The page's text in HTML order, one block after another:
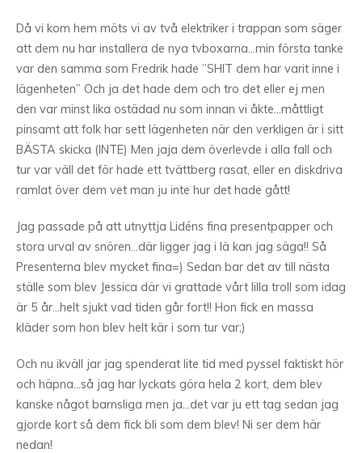
Då vi kom hem möts vi av två elektriker i trappan som säger
att dem nu har installera de nya tvboxarna…min första tanke
var den samma som Fredrik hade ”SHIT dem har varit inne i
lägenheten” Och ja det hade dem och tro det eller ej men
den var minst lika ostädad nu som innan vi åkte…måttligt
pinsamt att folk har sett lägenheten när den verkligen är i sitt
BÄSTA skicka (INTE) Men jaja dem överlevde i alla fall och
tur var väll det för hade ett tvättberg rasat, eller en diskdriva
ramlat över dem vet man ju inte hur det hade gått!
Jag passade på att utnyttja Lidéns fina presentpapper och
stora urval av snören…där ligger jag i lä kan jag säga!! Så
Presenterna blev mycket fina=) Sedan bar det av till nästa
ställe som blev Jessica där vi grattade vårt lilla troll som idag
är 5 år…helt sjukt vad tiden går fort!! Hon fick en massa
kläder som hon blev helt kär i som tur var;)
Och nu ikväll jar jag spenderat lite tid med pyssel faktiskt hör
och häpna…så jag har lyckats göra hela 2 kort, dem blev
kanske något barnsliga men ja…det var ju ett tag sedan jag
gjorde kort så dem fick bli som dem blev! Ni ser dem här
nedan!